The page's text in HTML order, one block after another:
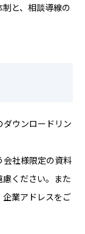
と、相談導線の
ダウンロードリン
社様限定の資料
ください。また
企業アドレスをご